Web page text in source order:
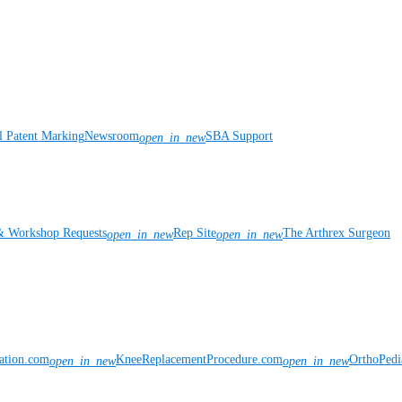
Patent MarkingNewsroomopen_in_newSBA Support
Requestsopen_in_newRep Siteopen_in_newThe Arthrex Surgeon
open_in_newKneeReplacementProcedure.comopen_in_new